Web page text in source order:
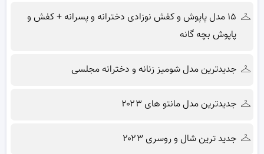
۱۵ مدل پاپوش و کفش نوزادی دخترانه و پسرانه + کفش و
پاپوش بچه گانه
جدیدترین مدل شومیز زنانه و دخترانه مجلسی
جدیدترین مدل مانتو های ۲۰۲۳
جدید ترین شال و روسری ۲۰۲۳